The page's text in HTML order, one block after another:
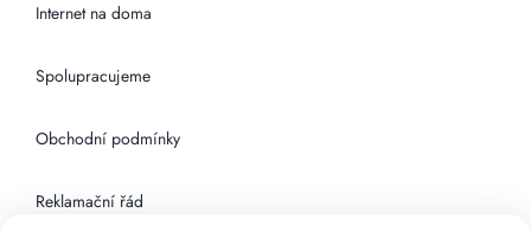
Internet na doma
Spolupracujeme
Obchodní podmínky
Reklamační řád